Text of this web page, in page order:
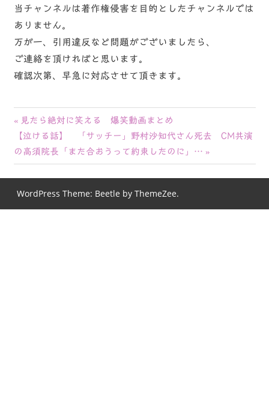
当チャンネルは著作権侵害を目的としたチャンネルでは
ありません。
万が一、引用違反など問題がございましたら、
ご連絡を頂ければと思います。
確認次第、早急に対応させて頂きます。
投
稿
ナ
ビ
前
の
記
事:
見たら絶対に笑える 爆笑動画まとめ
次
の
記
【泣ける話】 「サッチー」野村沙知代さん死去 CM共演
の高須院長「また合おうって約束したのに」…
WordPress Theme: Beetle by ThemeZee.